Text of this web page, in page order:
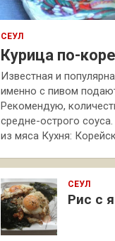
СЕУЛ
Курица по-
Известная и
именно с пивом
Рекомендую,
средне-острого
из мяса Кухня:
СЕУЛ
Рис с